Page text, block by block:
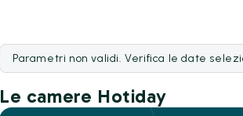
Parametri non validi. Verifica le date
Le camere Hotiday